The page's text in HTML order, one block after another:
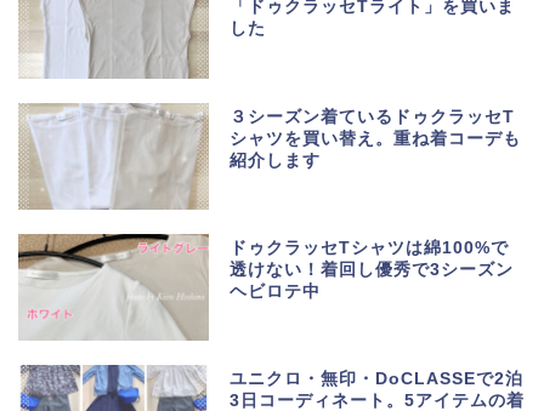
「ドゥクラッセTライト」を買いま
した
３シーズン着ているドゥクラッセT
シャツを買い替え。重ね着コーデも
紹介します
ドゥクラッセTシャツは綿100%で
透けない！着回し優秀で3シーズン
ヘビロテ中
ユニクロ・無印・DoCLASSEで2泊
3日コーディネート。5アイテムの着